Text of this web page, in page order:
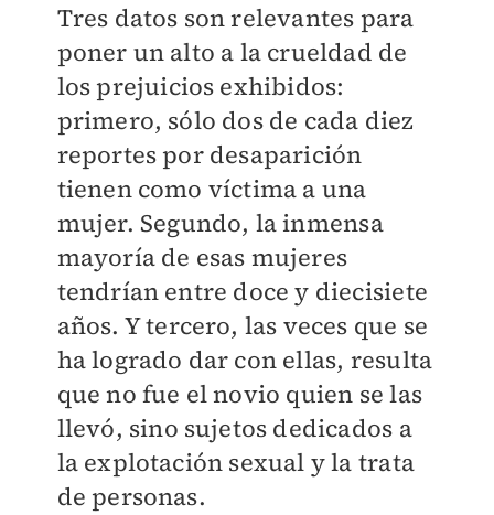
Tres datos son relevantes para
poner un alto a la crueldad de
los prejuicios exhibidos:
primero, sólo dos de cada diez
reportes por desaparición
tienen como víctima a una
mujer. Segundo, la inmensa
mayoría de esas mujeres
tendrían entre doce y diecisiete
años. Y tercero, las veces que se
ha logrado dar con ellas, resulta
que no fue el novio quien se las
llevó, sino sujetos dedicados a
la explotación sexual y la trata
de personas.